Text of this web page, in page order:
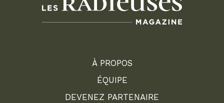
À PROPOS
ÉQUIPE
DEVENEZ PARTENAIRE